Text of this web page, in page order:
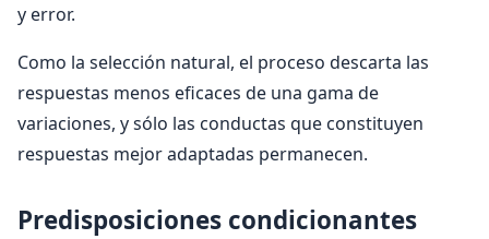
y error.
Como la selección natural, el proceso descarta las
respuestas menos eficaces de una gama de
variaciones, y sólo las conductas que constituyen
respuestas mejor adaptadas permanecen.
Predisposiciones condicionantes